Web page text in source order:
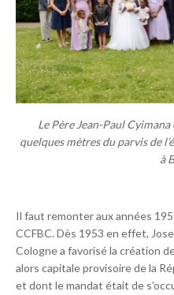
Le Père Jean-Paul
quelques mètres du parvis de
à
Il faut remonter aux années
CCFBC. Dès 1953 en effet,
Cologne a favorisé la création
alors capitale provisoire de la
et dont le mandat était de